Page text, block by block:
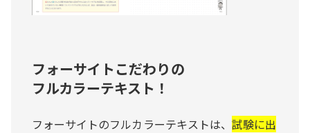
フォーサイトこだわりの
フルカラーテキスト！
フォーサイトのフルカラーテキストは、 試験に出